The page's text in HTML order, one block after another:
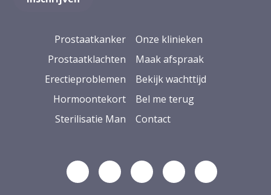
Prostaatkanker
Prostaatklachten
Erectieproblemen
Hormoontekort
Sterilisatie Man
Onze klinieken
Maak afspraak
Bekijk wachttijd
Bel me terug
Contact
Volg ons op Linkedin
Volg ons op YouTube
Volg ons op Facebook
Volg ons op
Volg ons